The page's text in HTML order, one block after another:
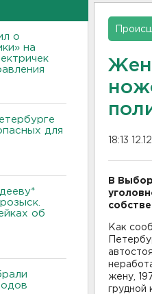
о
на
для
об
18:13
В
Как
жену,
грудной